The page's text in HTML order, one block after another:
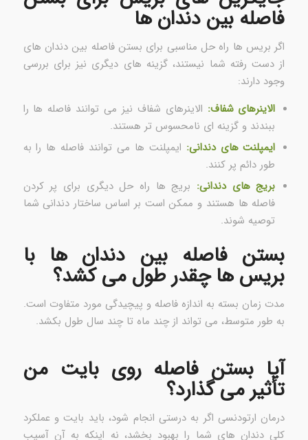
فاصله بین دندان ها
اگر بریس ها راه حل مناسبی برای بستن فاصله بین دندان های
از دست رفته شما نیستند، گزینه های دیگری نیز برای بررسی
وجود دارند:
الاینرهای شفاف: الاینرهای شفاف نیز می توانند فاصله ها را
ببندند و گزینه ای نامحسوس تر هستند.
ایمپلنت های دندانی: ایمپلنت ها می توانند فاصله ها را به
طور دائم پر کنند.
بریج های دندانی: بریج ها راه حل دیگری برای پر کردن
فاصله ها هستند و ممکن است بر اساس ساختار دندانی شما
توصیه شوند.
بستن فاصله بین دندان ها با
بریس ها چقدر طول می کشد؟
مدت زمان بسته به اندازه فاصله و پیچیدگی مورد متفاوت است.
به طور متوسط، می تواند از چند ماه تا چند سال طول بکشد.
آیا بستن فاصله روی بایت من
تأثیر می گذارد؟
درمان ارتودنسی اگر به درستی انجام شود، باید بایت و عملکرد
کلی دندان های شما را بهبود بخشد، نه اینکه به آن آسیب